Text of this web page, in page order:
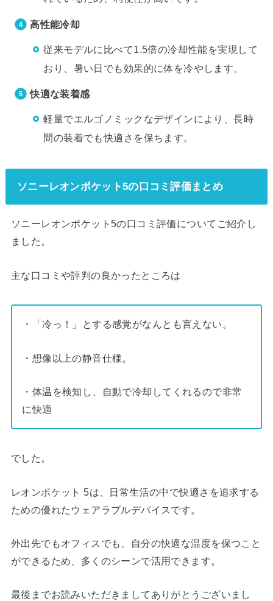
高性能冷却
従来モデルに比べて1.5倍の冷却性能を実現して
おり、暑い日でも効果的に体を冷やします。
快適な装着感
軽量でエルゴノミックなデザインにより、長時
間の装着でも快適さを保ちます​。
ソニーレオンポケット5の口コミ評価まとめ
ソニーレオンポケット5の口コミ評価についてご紹介し
ました。
主な口コミや評判の良かったところは
・「冷っ！」とする感覚がなんとも言えない。
・想像以上の静音仕様。
・体温を検知し、自動で冷却してくれるので非常
に快適
でした。
レオンポケット 5は、日常生活の中で快適さを追求する
ための優れたウェアラブルデバイスです。
外出先でもオフィスでも、自分の快適な温度を保つこと
ができるため、多くのシーンで活用できます。
最後までお読みいただきましてありがとうございまし